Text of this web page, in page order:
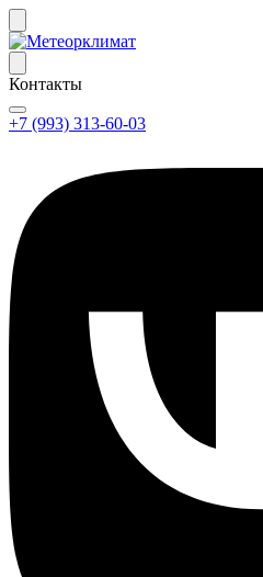
Контакты
+7 (993) 313-60-03